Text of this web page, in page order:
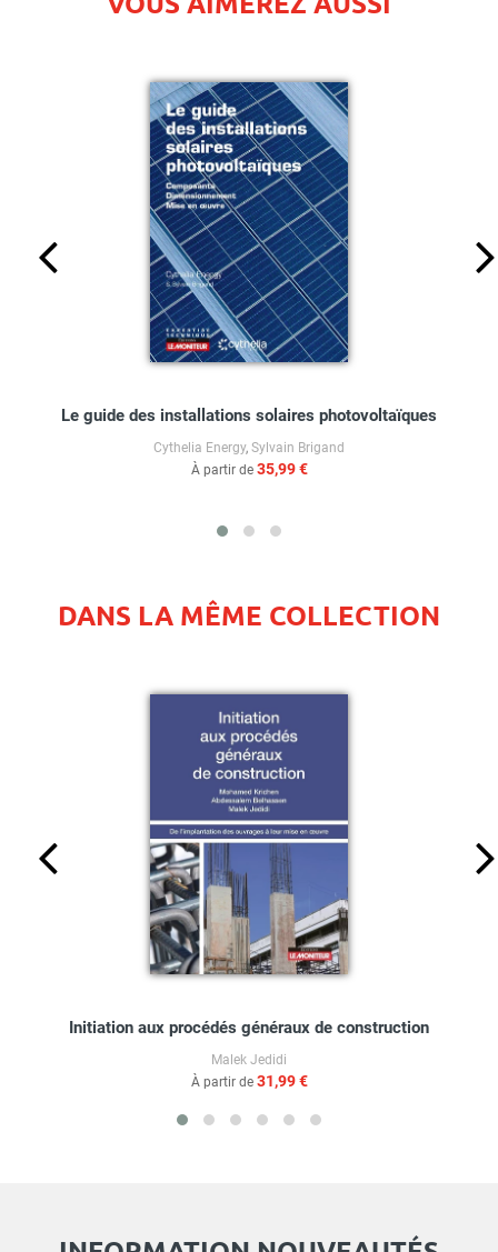
Le guide des installations solaires photovoltaïques
Cythelia Energy, Sylvain Brigand
À partir de 35,99 €
DANS LA MÊME COLLECTION
Initiation aux procédés généraux de construction
Malek Jedidi
À partir de 31,99 €